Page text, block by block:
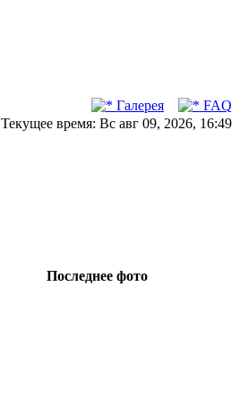
Галерея
FAQ
Текущее время: Вс авг 09, 2026, 16:49
Последнее фото